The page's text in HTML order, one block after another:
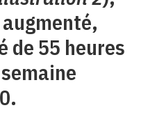
de 55 heures